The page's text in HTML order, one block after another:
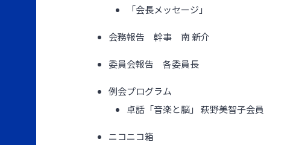
「会長メッセージ」
会務報告 幹事 南 新介
委員会報告 各委員長
例会プログラム
卓話「音楽と脳」 萩野美智子会員
ニコニコ箱